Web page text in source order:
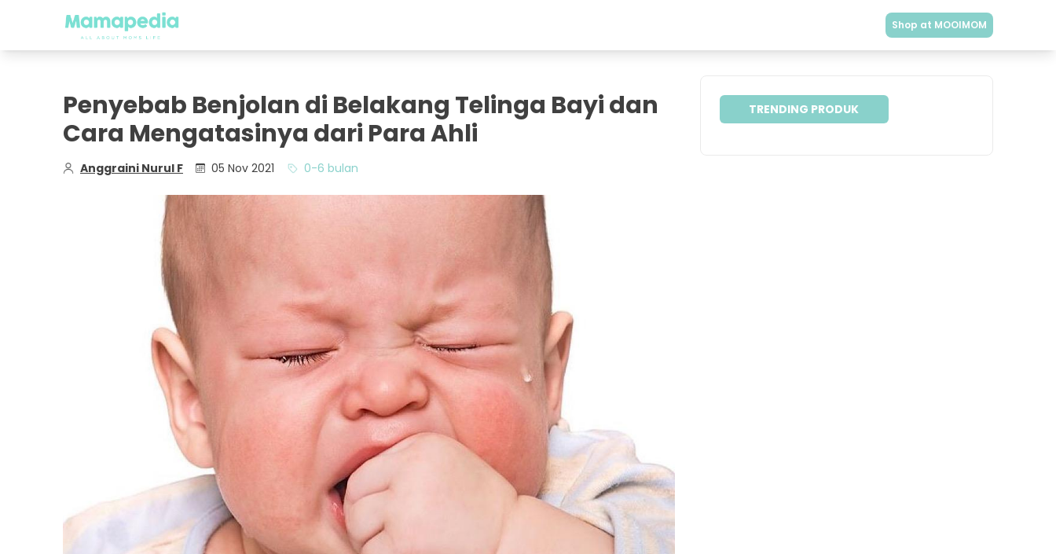
Shop at MOOIMOM
Penyebab Benjolan di Belakang Telinga Bayi dan
Cara Mengatasinya dari Para Ahli
Anggraini Nurul F 05 Nov 2021 0-6 bulan
TRENDING PRODUK